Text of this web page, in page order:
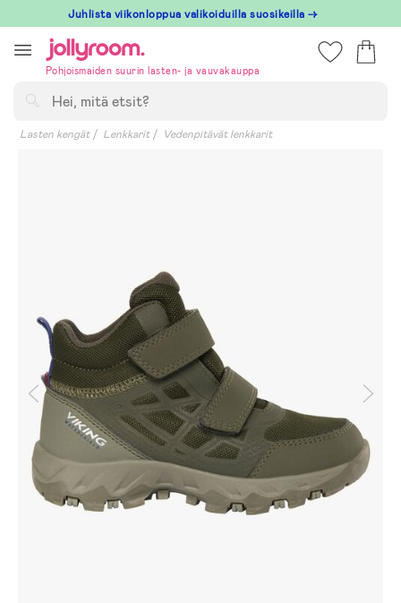
till
innehållet
Juhlista viikonloppua valikoiduilla suosikeilla →
Pohjoismaiden suurin lasten- ja vauvakauppa
Lasten kengät Lenkkarit Vedenpitävät lenkkarit